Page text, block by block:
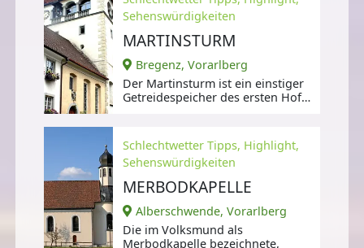
Sehenswürdigkeiten
MARTINSTURM
Bregenz, Vorarlberg
Der Martinsturm ist ein einstiger
Getreidespeicher des ersten Hofs
Schlechtwetter Tipps, Highlight,
Sehenswürdigkeiten
MERBODKAPELLE
Alberschwende, Vorarlberg
Die im Volksmund als
Merbodkapelle bezeichnete,